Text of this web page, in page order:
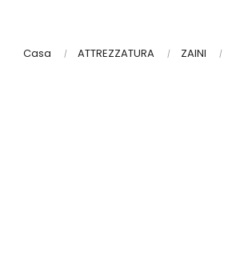
Casa ATTREZZATURA ZAINI